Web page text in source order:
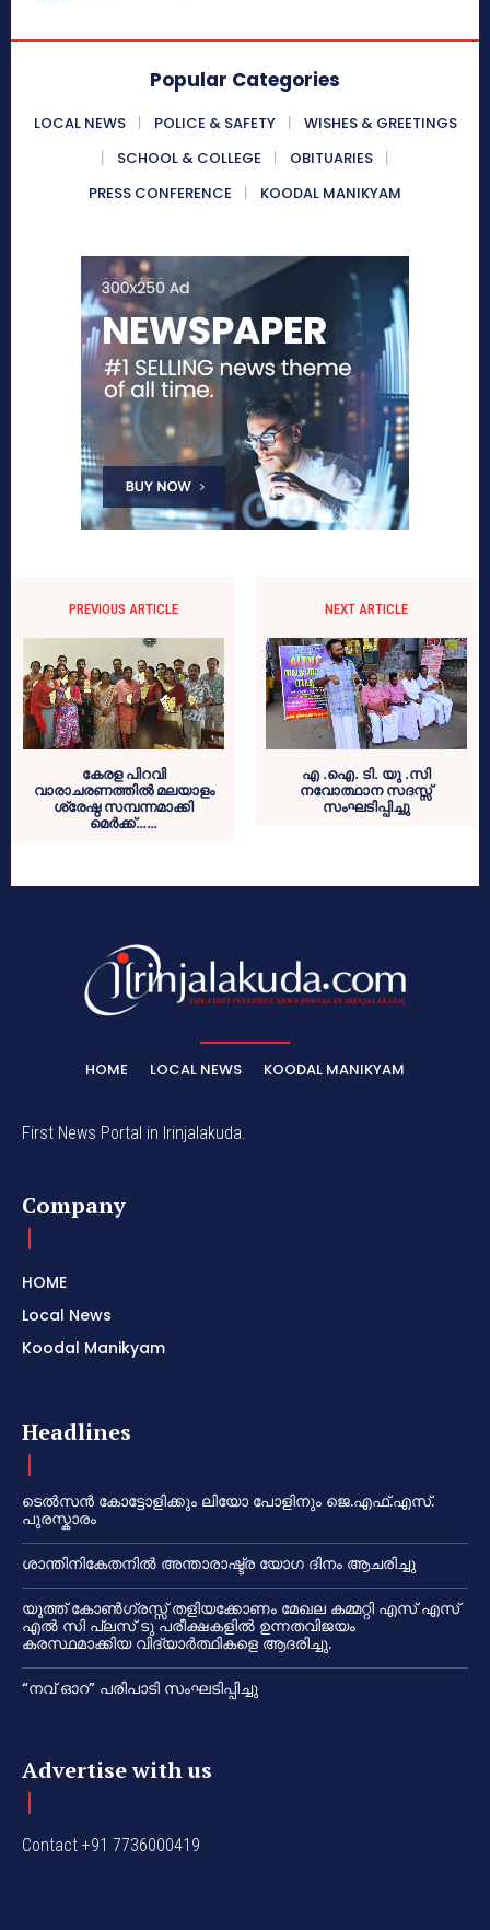
Popular Categories
LOCAL NEWS POLICE & SAFETY
WISHES & GREETINGS
SCHOOL & COLLEGE
OBITUARIES
PRESS CONFERENCE
KOODAL MANIKYAM
PREVIOUS ARTICLE
കേരള പിറവി
വാരാചരണത്തില്‍ മലയാളം
ശ്രേഷ്ഠ സമ്പന്നമാക്കി
മെര്‍ക്ക്……
NEXT ARTICLE
എ .ഐ. ടി. യു .സി
നവോത്ഥാന സദസ്സ്
സംഘടിപ്പിച്ചു
HOME LOCAL NEWS KOODAL MANIKYAM
First News Portal in Irinjalakuda.
Company
HOME
Local News
Koodal Manikyam
Headlines
ടെൽസൻ കോട്ടോളിക്കും ലിയോ പോളിനും ജെ.എഫ്.എസ്.
പുരസ്കാരം
ശാന്തിനികേതനിൽ അന്താരാഷ്ട്ര യോഗ ദിനം ആചരിച്ചു
യൂത്ത് കോൺഗ്രസ്സ് തളിയക്കോണം മേഖല കമ്മറ്റി എസ് എസ്
എൽ സി പ്ലസ് ടു പരീക്ഷകളിൽ ഉന്നതവിജയം
കരസ്ഥമാക്കിയ വിദ്യാർത്ഥികളെ ആദരിച്ചു.
“നവ് ഓറ” പരിപാടി സംഘടിപ്പിച്ചു
Advertise with us
Contact +91 7736000419